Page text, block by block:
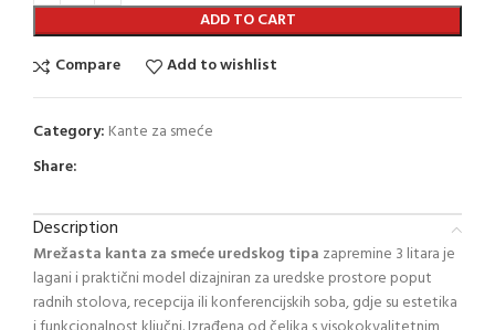
ADD TO CART
Compare
Add to wishlist
Category: Kante za smeće
Share:
Description
Mrežasta kanta za smeće uredskog tipa zapremine 3 litara je
lagani i praktični model dizajniran za uredske prostore poput
radnih stolova, recepcija ili konferencijskih soba, gdje su estetika